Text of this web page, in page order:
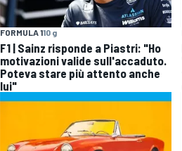
FORMULA 110 g
F1 | Sainz risponde a Piastri: "Ho
motivazioni valide sull'accaduto.
Poteva stare più attento anche
lui"